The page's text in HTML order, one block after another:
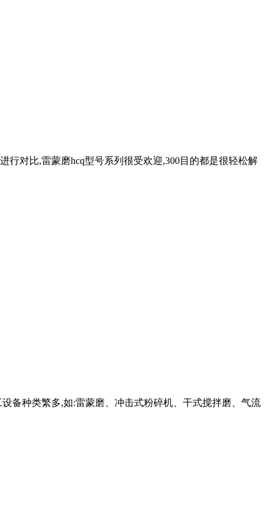
行对比,雷蒙磨hcq型号系列很受欢迎,300目的都是很轻松解
备种类繁多,如:雷蒙磨、冲击式粉碎机、干式搅拌磨、气流